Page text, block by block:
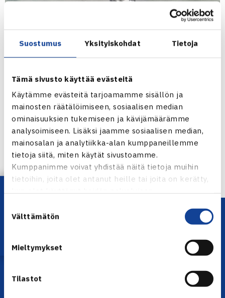
Suostumus Yksityiskohdat Tietoja
Tämä sivusto käyttää evästeitä
Käytämme evästeitä tarjoamamme sisällön ja
mainosten räätälöimiseen, sosiaalisen median
ominaisuuksien tukemiseen ja kävijämäärämme
analysoimiseen. Lisäksi jaamme sosiaalisen median,
mainosalan ja analytiikka-alan kumppaneillemme
tietoja siitä, miten käytät sivustoamme.
Kumppanimme voivat yhdistää näitä tietoja muihin
tietoihin, joita olet antanut heille tai joita on kerätty,
valinta
Välttämätön
Mieltymykset
Tilastot
Jaa:
← Edellinen
Lataa OmaTennis!